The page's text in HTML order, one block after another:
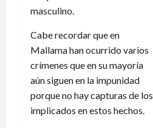
masculino.
Cabe recordar que en
Mallama han ocurrido varios
crímenes que en su mayoría
aún siguen en la impunidad
porque no hay capturas de los
implicados en estos hechos.